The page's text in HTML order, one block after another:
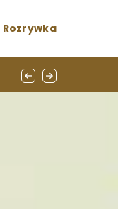
Rozrywka